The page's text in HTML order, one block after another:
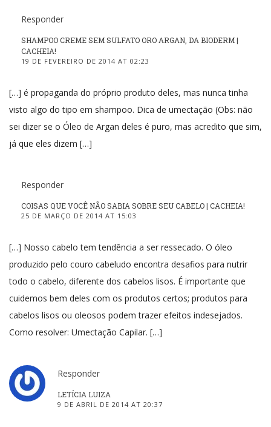
Responder
SHAMPOO CREME SEM SULFATO ORO ARGAN, DA BIODERM |
CACHEIA!
19 DE FEVEREIRO DE 2014 AT 02:23
[…] é propaganda do próprio produto deles, mas nunca tinha
visto algo do tipo em shampoo. Dica de umectação (Obs: não
sei dizer se o Óleo de Argan deles é puro, mas acredito que sim,
já que eles dizem […]
Responder
COISAS QUE VOCÊ NÃO SABIA SOBRE SEU CABELO | CACHEIA!
25 DE MARÇO DE 2014 AT 15:03
[…] Nosso cabelo tem tendência a ser ressecado. O óleo
produzido pelo couro cabeludo encontra desafios para nutrir
todo o cabelo, diferente dos cabelos lisos. É importante que
cuidemos bem deles com os produtos certos; produtos para
cabelos lisos ou oleosos podem trazer efeitos indesejados.
Como resolver: Umectação Capilar. […]
Responder
LETÍCIA LUIZA
9 DE ABRIL DE 2014 AT 20:37